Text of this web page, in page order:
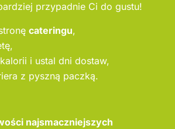
przypadnie Ci do gustu!
cateringu,
i ustal dni dostaw,
z pyszną paczką.
najsmaczniejszych